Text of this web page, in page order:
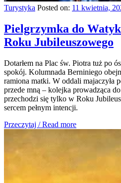
Turystyka Posted on: 11 kwietnia,
Pielgrzymka do
Roku Jubileuszowego
Dotarłem na Plac św. Piotra tuż po
spokój. Kolumnada Berniniego
ramiona matki. W oddali majaczyła
przede mną – kolejka prowadząca
przechodzi się tylko w Roku
sercem pełnym intencji.
Przeczytaj / Read more